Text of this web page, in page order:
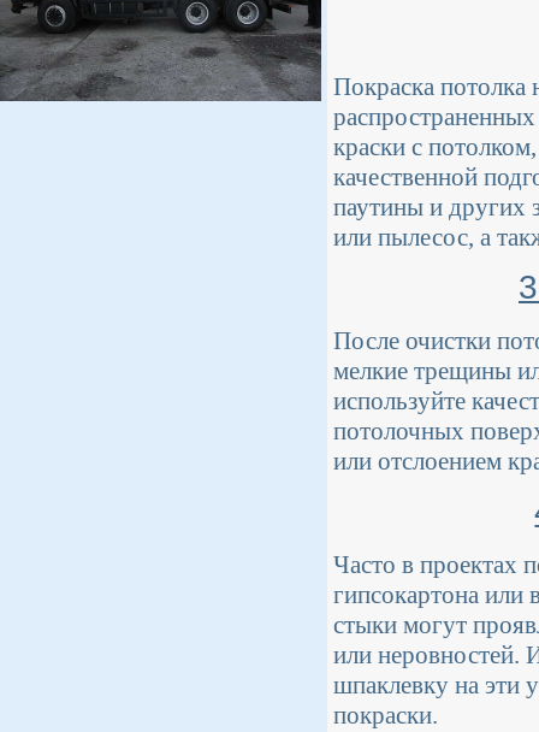
Покраска потолка
краски с
качественной
паутины и других
или пылесос, а
После очистки
мелкие трещины
используйте
потолочных
или отслоением
Часто в проектах
гипсокартона или
стыки могут
или неровностей.
шпаклевку на эти
покраски.